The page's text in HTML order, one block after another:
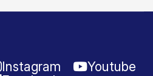
Instagram
Youtube